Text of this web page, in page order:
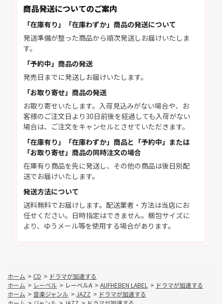
商品発送についてのご案内
「在庫有り」「在庫わずか」商品の発送について
発送準備が整った商品から順次発送しお届けいたしま
す。
「予約中」商品の発送
発売日までに発送しお届けいたします。
「お取り寄せ」商品の発送
お取り寄せいたします。入荷見込みがない場合や、お
客様のご注文日より30日前後を経過しても入荷がない
場合は、ご注文をキャンセルとさせていただきます。
「在庫有り」「在庫わずか」商品と「予約中」または
「お取り寄せ」商品の同時注文の場合
在庫有り商品を先に発送し、その他の商品は後日別配
送でお届けいたします。
発送方法について
送料無料でお届けします。配送業者・方法は当店にお
任せください。日時指定はできません。梱包サイズに
より、ゆうメール等を使用する場合があります。
ホーム > CD > ドラマが加速する
ホーム > レーベル > レーベルA > AUFHEBEN LABEL > ドラマが加速する
ホーム > 音楽ジャンル > JAZZ > ドラマが加速する